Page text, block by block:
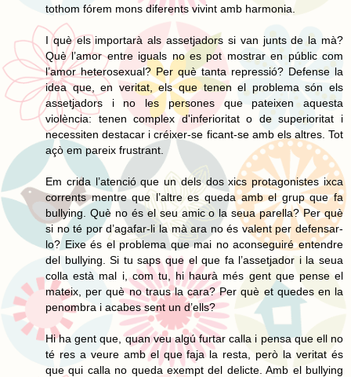
tothom fórem mons diferents vivint amb harmonia.
I què els importarà als assetjadors si van junts de la mà?
Què l’amor entre iguals no es pot mostrar en públic com
l’amor heterosexual? Per què tanta repressió? Defense la
idea que, en veritat, els que tenen el problema són els
assetjadors i no les persones que pateixen aquesta
violència: tenen complex d'inferioritat o de superioritat i
necessiten destacar i créixer-se ficant-se amb els altres. Tot
açò em pareix frustrant.
Em crida l’atenció que un dels dos xics protagonistes ixca
corrents mentre que l’altre es queda amb el grup que fa
bullying. Què no és el seu amic o la seua parella? Per què
si no té por d’agafar-li la mà ara no és valent per defensar-
lo? Eixe és el problema que mai no aconseguiré entendre
del bullying. Si tu saps que el que fa l’assetjador i la seua
colla està mal i, com tu, hi haurà més gent que pense el
mateix, per què no traus la cara? Per què et quedes en la
penombra i acabes sent un d’ells?
Hi ha gent que, quan veu algú furtar calla i pensa que ell no
té res a veure amb el que faja la resta, però la veritat és
que qui calla no queda exempt del delicte. Amb el bullying